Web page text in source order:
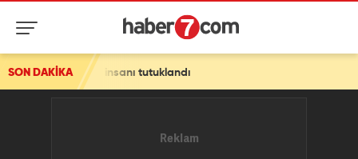
SON DAKİKA
insanı tutuklandı